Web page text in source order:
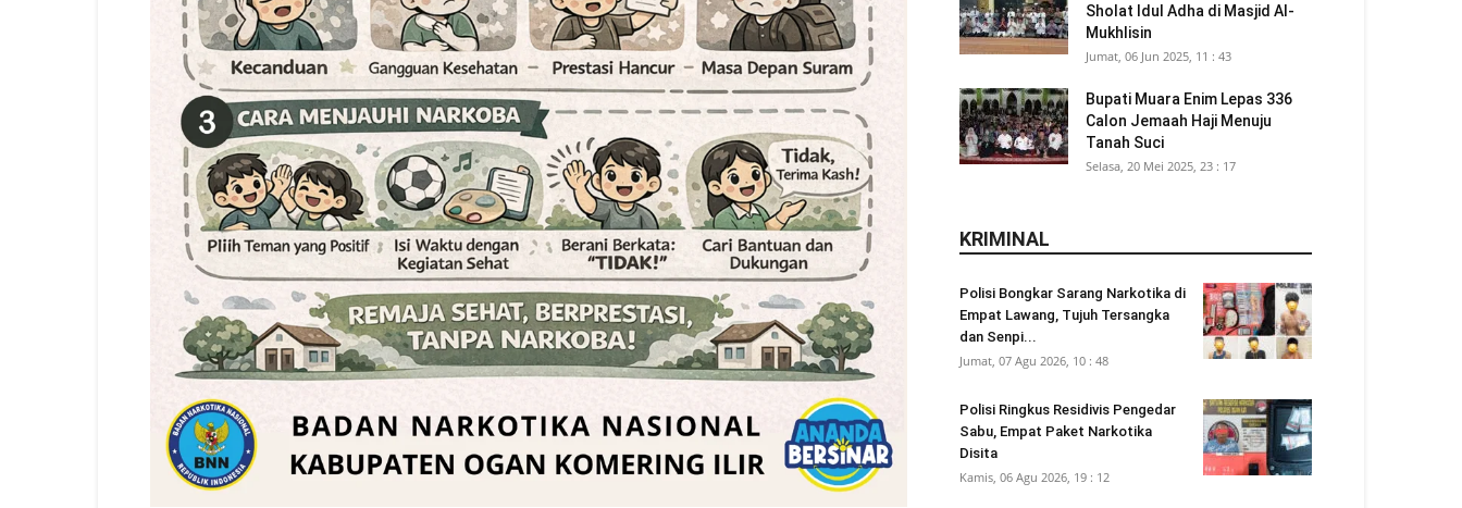
Sholat Idul Adha di Masjid Al-
Mukhlisin
Jumat, 06 Jun 2025, 11 : 43
Bupati Muara Enim Lepas 336
Calon Jemaah Haji Menuju
Tanah Suci
Selasa, 20 Mei 2025, 23 : 17
KRIMINAL
Polisi Bongkar Sarang Narkotika di
Empat Lawang, Tujuh Tersangka
dan Senpi...
Jumat, 07 Agu 2026, 10 : 48
Polisi Ringkus Residivis Pengedar
Sabu, Empat Paket Narkotika
Disita
Kamis, 06 Agu 2026, 19 : 12